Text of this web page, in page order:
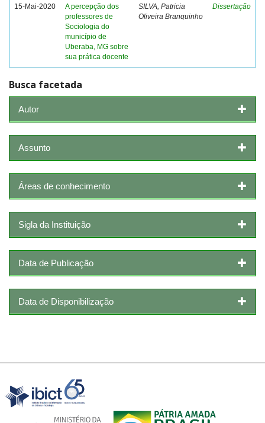
15-Mai-2020
A percepção dos
professores de
Sociologia do
município de
Uberaba, MG sobre
sua prática docente
SILVA, Patricia
Oliveira Branquinho
Dissertação
Busca facetada
Autor
Assunto
Áreas de conhecimento
Sigla da Instituição
Data de Publicação
Data de Disponibilização